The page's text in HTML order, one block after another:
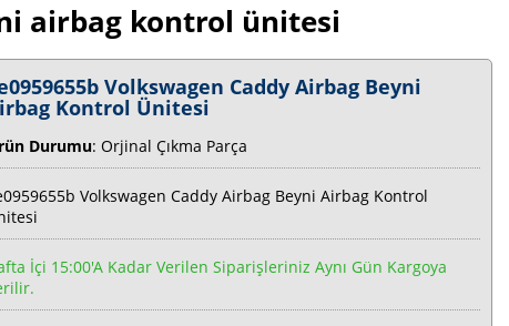
airbag kontrol ünitesi
Volkswagen Caddy Airbag Beyni
Kontrol Ünitesi
Durumu: Orjinal Çıkma Parça
Volkswagen Caddy Airbag Beyni Airbag Kontrol
İçi 15:00'a Kadar Verilen Siparişleriniz Aynı Gün Kargoya